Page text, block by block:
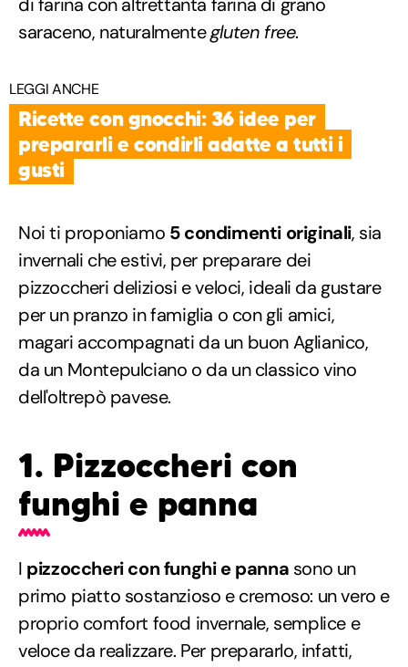
saraceno, naturalmentegluten free.
LEGGI ANCHE
Ricette con gnocchi: 36 idee per
prepararli e condirli adatte a tutti i
gusti
Noi ti proponiamo 5 condimenti originali, sia
invernali che estivi, per preparare dei
pizzoccheri deliziosi e veloci, ideali da gustare
per un pranzo in famiglia o con gli amici,
magari accompagnati da un buon Aglianico,
da un Montepulciano o da un classico vino
dell'oltrepò pavese.
1. Pizzoccheri con
funghi e panna
I pizzoccheri con funghi e panna sono un
primo piatto sostanzioso e cremoso: un vero e
proprio comfort food invernale, semplice e
veloce da realizzare. Per prepararlo, infatti,